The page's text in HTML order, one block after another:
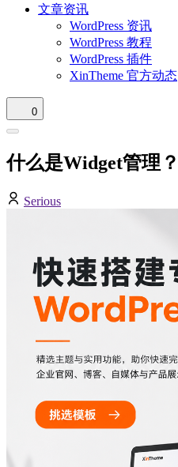
文章资讯
WordPress 资讯
WordPress 教程
WordPress 插件
XinTheme 官方动态
0
什么是Widget管理？
Serious